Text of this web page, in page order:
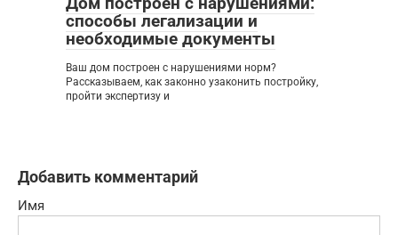
способы легализации и
необходимые документы
Ваш дом построен с нарушениями норм?
Рассказываем, как законно узаконить постройку,
пройти экспертизу и
Добавить комментарий
Имя